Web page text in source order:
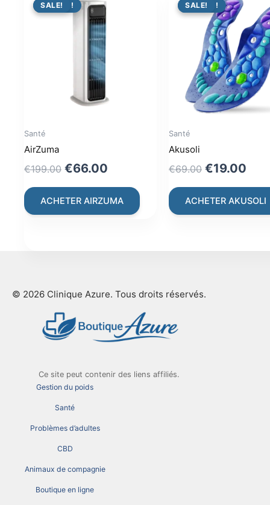
PROMO !
SALE!
Santé
AirZuma
€199.00 Original
price
was:
€199.00.
€66.00
price
is:
€66.00.
ACHETER AIRZUMA
PROMO !
SALE!
Santé
Akusoli
€69.00 Original
price
was:
€69.00.
€19.00
is:
ACHETER AKUSOLI
© 2026 Clinique Azure. Tous droits réservés.
Ce site peut contenir des liens affiliés.
Gestion du poids
Santé
Problèmes d’adultes
CBD
Animaux de compagnie
Boutique en ligne